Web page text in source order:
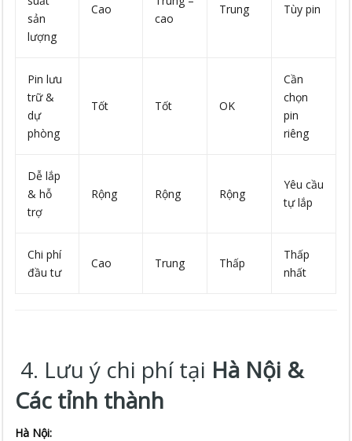
sản
lượng
Cao
cao
Trung Tùy pin
Pin lưu
trữ &
dự
phòng
Tốt Tốt OK
Cần
chọn
pin
riêng
Dễ lắp
& hỗ
trợ
Rộng Rộng Rộng
Yêu cầu
tự lắp
Chi phí
đầu tư
Cao Trung Thấp
Thấp
nhất
4. Lưu ý chi phí tại Hà Nội &
Các tỉnh thành
Hà Nội: